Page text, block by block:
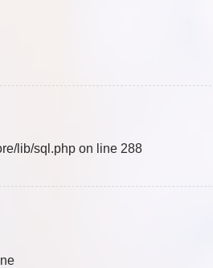
lib/sql.php on line 288